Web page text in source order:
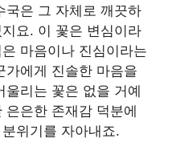
국은 그 자체로 깨끗하
요. 이 꽃은 변심이라
마음이나 진심이라는
가에게 진솔한 마음을
리는 꽃은 없을 거예
은한 존재감 덕분에
위기를 자아내죠.